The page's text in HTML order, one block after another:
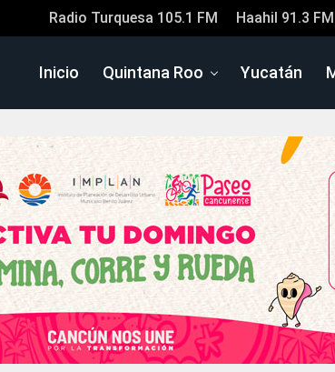
Radio Turquesa 105.1 FM Haahil 91.3 FM
Inicio Quintana Roo Yucatán